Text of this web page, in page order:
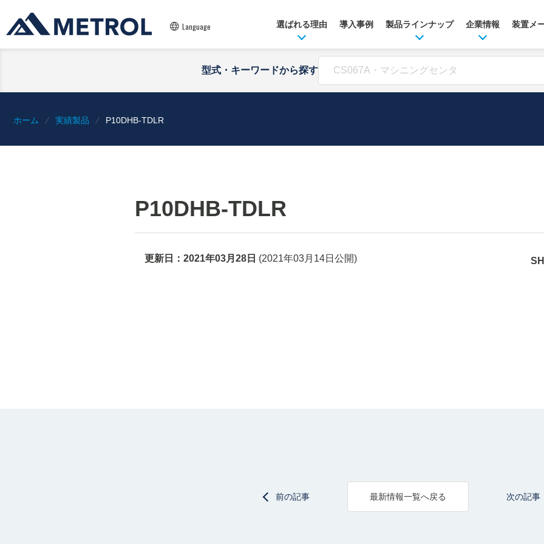
Language 選ばれる理由 導入事例 製品ラインナップ 企業情報 装置メ
型式・キーワードから探す
ホーム 実績製品 P10DHB-TDLR
P10DHB-TDLR
更新日： 2021年03月28日 (2021年03月14日 公開)
前の記事 最新情報一覧へ戻る 次の記事